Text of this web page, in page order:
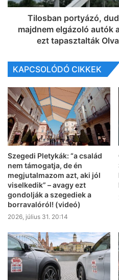
Tilosban portyázó,
majdnem elgázoló autók
ezt tapasztalták
KAPCSOLÓDÓ CIKKEK
Szegedi Pletykák: “a család
nem támogatja, de én
megjutalmazom azt, aki jól
viselkedik” – avagy ezt
gondolják a szegediek a
borravalóról! (videó)
2026, július 31. 20:14